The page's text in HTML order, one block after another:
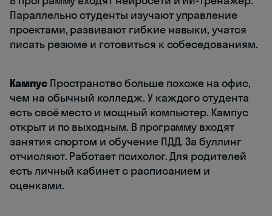
Параллельно студенты изучают управление
проектами, развивают гибкие навыки, учатся
писать резюме и готовиться к собеседованиям.
Кампус Пространство больше похоже на офис,
чем на обычный колледж. У каждого студента
есть своё место и мощный компьютер. Кампус
открыт и по выходным. В программу входят
занятия спортом и обучение ПДД. За буллинг
отчисляют. Работает психолог. Для родителей
есть личный кабинет с расписанием и
оценками.